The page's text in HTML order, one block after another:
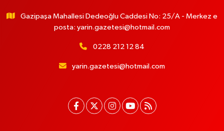
Gazipaşa Mahallesi Dedeoğlu Caddesi No: 25/A - Merkez e
posta: yarin.gazetesi@hotmail.com
0228 212 12 84
yarin.gazetesi@hotmail.com